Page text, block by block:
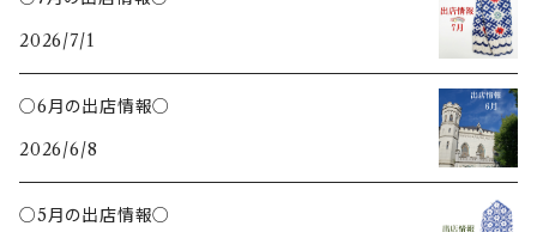
クリップ
バターナイフ
さかな
2026/7/1
○6月の出店情報○
2026/6/8
○5月の出店情報○